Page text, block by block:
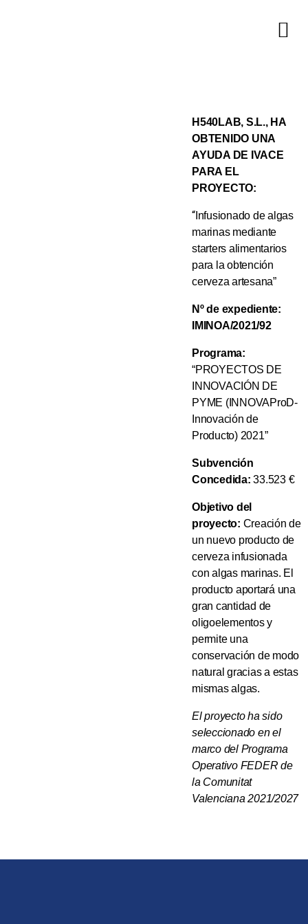
H540LAB, S.L., HA
OBTENIDO UNA
AYUDA DE IVACE
PARA EL
PROYECTO:
“Infusionado de algas
marinas mediante
starters alimentarios
para la obtención
cerveza artesana”
Nº de expediente:
IMINOA/2021/92
Programa:
“PROYECTOS DE
INNOVACIÓN DE
PYME (INNOVAProD-
Innovación de
Producto) 2021”
Subvención
Concedida: 33.523 €
Objetivo del
proyecto: Creación de
un nuevo producto de
cerveza infusionada
con algas marinas. El
producto aportará una
gran cantidad de
oligoelementos y
permite una
conservación de modo
natural gracias a estas
mismas algas.
El proyecto ha sido
seleccionado en el
marco del Programa
Operativo FEDER de
la Comunitat
Valenciana 2021/2027